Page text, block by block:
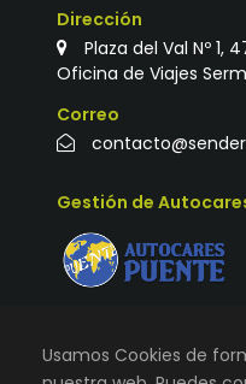
Dirección
Plaza del Val Nº 1,
Oficina de Viajes
Correo
Gestión de
Usamos Cookies de